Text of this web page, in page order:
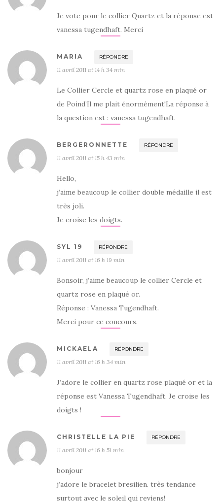
Je vote pour le collier Quartz et la réponse est
vanessa tugendhaft. Merci
MARIA RÉPONDRE
11 avril 2011 at 14 h 34 min
Le Collier Cercle et quartz rose en plaqué or
de Poind’Il me plait énormément!La réponse à
la question est : vanessa tugendhaft.
BERGERONNETTE RÉPONDRE
11 avril 2011 at 15 h 43 min
Hello,
j’aime beaucoup le collier double médaille il est
très joli.
Je croise les doigts.
SYL 19 RÉPONDRE
11 avril 2011 at 16 h 19 min
Bonsoir, j’aime beaucoup le collier Cercle et
quartz rose en plaqué or.
Réponse : Vanessa Tugendhaft.
Merci pour ce concours.
MICKAELA RÉPONDRE
11 avril 2011 at 16 h 34 min
J’adore le collier en quartz rose plaqué or et la
réponse est Vanessa Tugendhaft. Je croise les
doigts !
CHRISTELLE LA PIE RÉPONDRE
11 avril 2011 at 16 h 51 min
bonjour
j’adore le bracelet bresilien. très tendance
surtout avec le soleil qui reviens!